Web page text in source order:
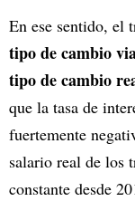
En ese sentido, el
tipo de cambio
tipo de cambio
que la tasa de
fuertemente
salario real de los
constante desde